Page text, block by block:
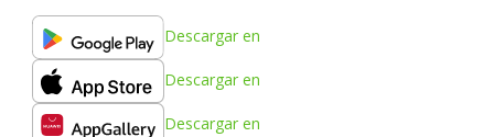
Descargar en
Descargar en
Descargar en